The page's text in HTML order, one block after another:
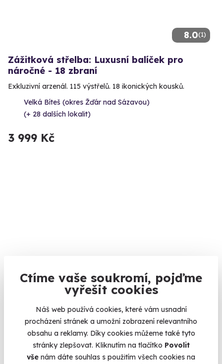
Ctíme vaše soukromí, pojďme
vyřešit cookies
Náš web používá cookies, které vám usnadní
procházení stránek a umožní zobrazení relevantního
obsahu a reklamy. Díky cookies můžeme také tyto
stránky zlepšovat. Kliknutím na tlačítko Povolit
vše nám dáte souhlas s použitím všech cookies na
8.0(1)
Zážitková střelba: Luxusní balíček pro
náročné - 18 zbraní
Exkluzivní arzenál. 115 výstřelů. 18 ikonických kousků.
Velká Bíteš (okres Žďár nad Sázavou)
(+ 28 dalších lokalit)
3 999 Kč
Mushing: Jízda na psím spřežení
Na sněhu i na blátě, na saních nebo na kolech.
Kaliště (okres Jihlava)
(+ 2 další lokality)
3 600 Kč